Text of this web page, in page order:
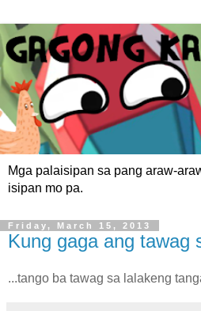
Mga palaisipan sa pang araw-
isipan mo pa.
Friday, March 15, 2013
Kung gaga ang tawag
...tango ba tawag sa lalakeng